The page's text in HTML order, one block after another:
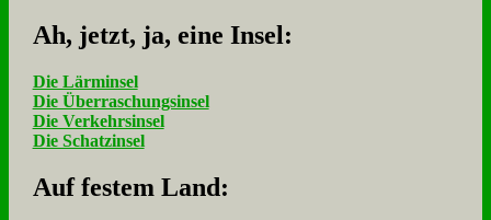
Ah, jetzt, ja, ei­ne In­sel:
Die Lärminsel
Die Überraschungsinsel
Die Verkehrsinsel
Die Schatzinsel
Auf fe­stem Land: